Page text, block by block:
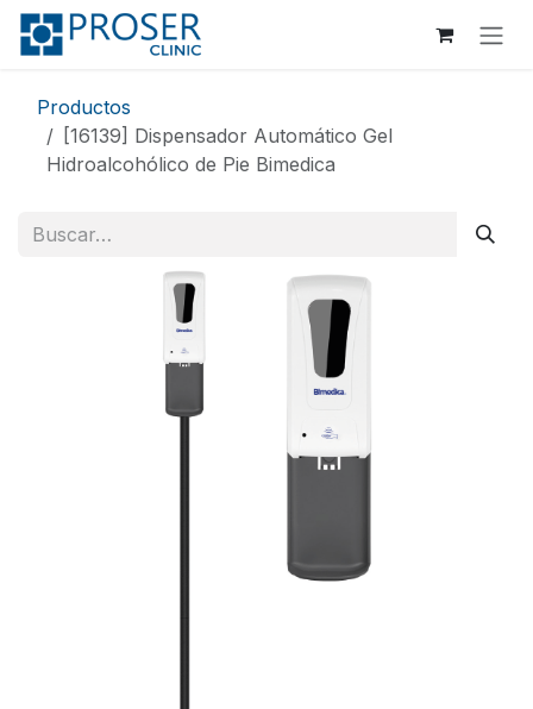
Ir al contenido
Productos
[16139] Dispensador Automático Gel
Hidroalcohólico de Pie Bimedica